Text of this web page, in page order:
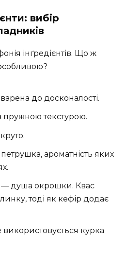
вибір
інґредієнтів. Що ж
до досконалості.
пружною текстурою.
ароматність яких
— душа окрошки. Квас
тоді як кефір додає
використовується курка